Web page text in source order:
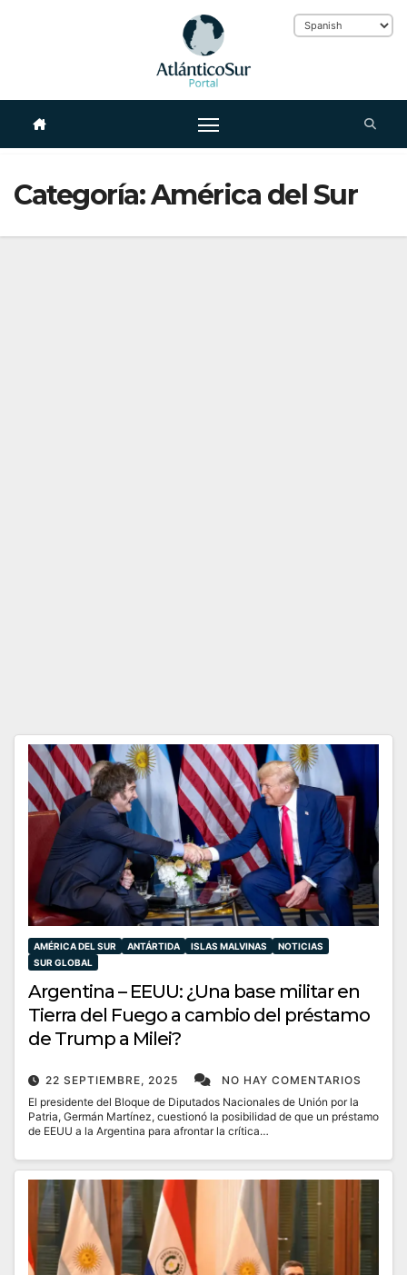
content
Categoría:América del Sur
AMÉRICA DEL SUR ANTÁRTIDA ISLAS MALVINAS
NOTICIAS
SUR GLOBAL
Argentina – EEUU: ¿Una base militar en
Tierra del Fuego a cambio del préstamo
de Trump a Milei?
22 SEPTIEMBRE, 2025
NO HAY COMENTARIOS
El presidente del Bloque de Diputados Nacionales de Unión por la
Patria, Germán Martínez, cuestionó la posibilidad de que un préstamo
de EEUU a la Argentina para afrontar la crítica…